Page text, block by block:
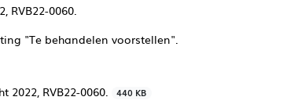
RVB22-0060.
"Te behandelen voorstellen".
2022, RVB22-0060.
440 KB